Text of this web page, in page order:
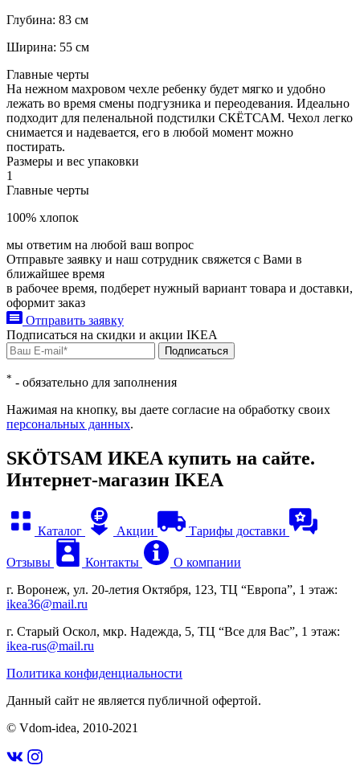
Глубина: 83 см
Ширина: 55 см
Главные черты
На нежном махровом чехле ребенку будет мягко и удобно
лежать во время смены подгузника и переодевания. Идеально
подходит для пеленальной подстилки СКЁТСАМ. Чехол легко
снимается и надевается, его в любой момент можно
постирать.
Размеры и вес упаковки
1
Главные черты
100% хлопок
мы ответим на любой ваш вопрос
Отправьте заявку и наш сотрудник свяжется с Вами в
ближайшее время
в рабочее время, подберет нужный вариант товара и доставки,
оформит заказ
Отправить заявку
Подписаться на скидки и акции IKEA
Подписаться
* - обязательно для заполнения
Нажимая на кнопку, вы даете согласие на обработку своих
персональных данных.
SKÖTSAM ИКЕА купить на сайте.
Интернет-магазин IKEA
Каталог Акции Тарифы доставки
Отзывы Контакты
О компании
г. Воронеж, ул. 20-летия Октября, 123, ТЦ “Европа”, 1 этаж:
ikea36@mail.ru
г. Старый Оскол, мкр. Надежда, 5, ТЦ “Все для Вас”, 1 этаж:
ikea-rus@mail.ru
Политика конфиденциальности
Данный сайт не является публичной офертой.
© Vdom-idea, 2010-2021